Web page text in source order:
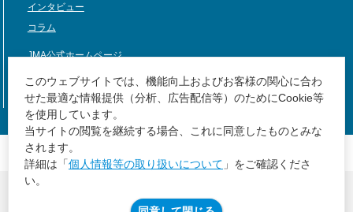
このウェブサイトでは、機能向上およびお客様の関心に合わ
せた最適な情報提供（分析、広告配信等）のためにCookie等
を使用しています。
当サイトの閲覧を継続する場合、これに同意したものとみな
されます。
詳細は「個人情報等の取り扱いについて 」をご確認くださ
い。
インタビュー
コラム
JMA公式ホームページ
サイトマップ
JMA公式ホームページ
サイトマップ